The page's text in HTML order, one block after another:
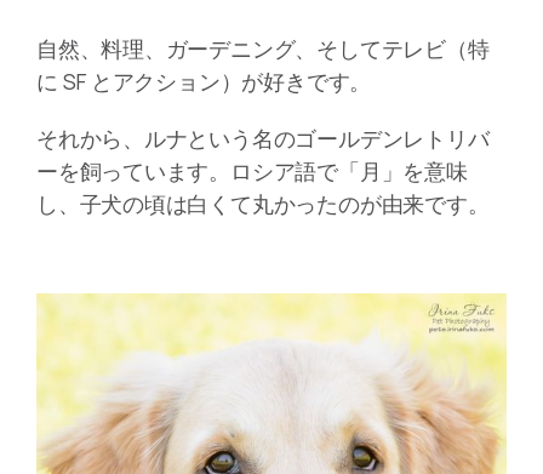
自然、料理、ガーデニング、そしてテレビ（特
に SF とアクション）が好きです。
それから、ルナという名のゴールデンレトリバ
ーを飼っています。ロシア語で「月」を意味
し、子犬の頃は白くて丸かったのが由来です。